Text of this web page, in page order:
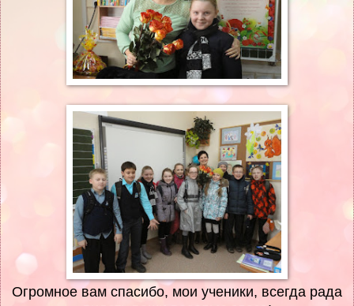
Огромное вам спасибо, мои ученики, всегда рада